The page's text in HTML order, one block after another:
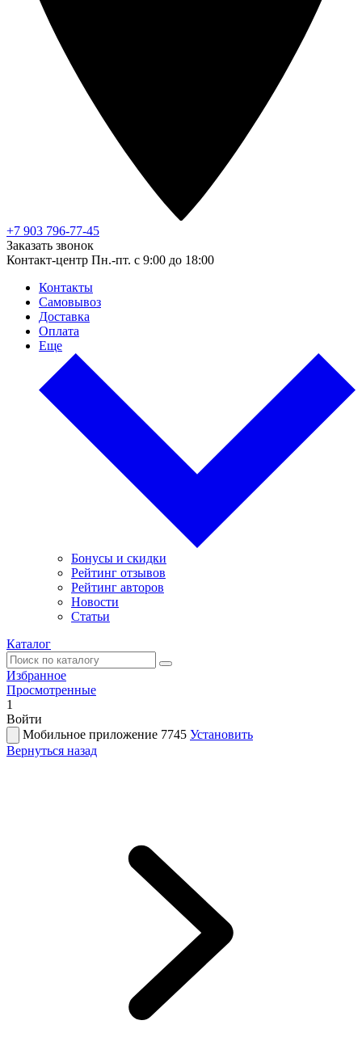
+7 903 796-77-45
Заказать звонок
Контакт-центр Пн.-пт. с 9:00 до 18:00
Контакты
Самовывоз
Доставка
Оплата
Еще
Бонусы и скидки
Рейтинг отзывов
Рейтинг авторов
Новости
Статьи
Каталог
Избранное
Просмотренные
1
Войти
Мобильное приложение 7745 Установить
Вернуться назад